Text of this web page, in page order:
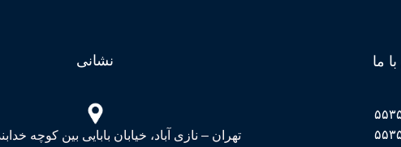
ما نشانی
تهران – نازی آباد، خیابان بابایی بین کوچه